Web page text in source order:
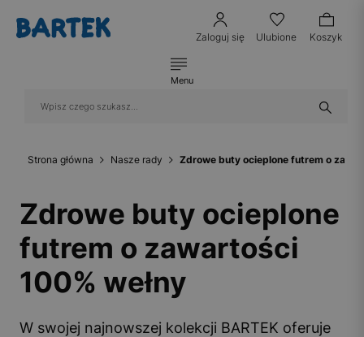
Zaloguj się Ulubione Koszyk
Menu
Strona główna Nasze rady Zdrowe buty ocieplone futrem o
Zdrowe buty ocieplone
futrem o zawartości
100% wełny
W swojej najnowszej kolekcji BARTEK oferuje